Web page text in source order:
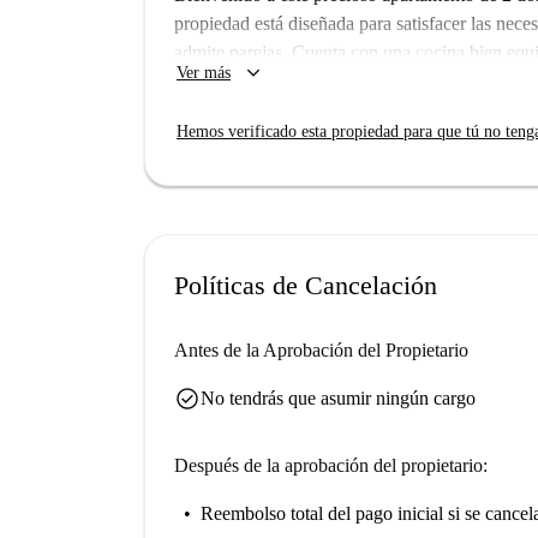
propiedad está diseñada para satisfacer las
admite parejas. Cuenta con una cocina bien
lavavajillas y horno, y con comodidades
anuncio ha sido revisado por un verificador de
lugares emblemáticos como Don Quijote y
Ver más keyboard_arrow_down
Hemos verificado esta propiedad para que tú no
Políticas de Cancelación
Antes de la Aprobación del Propietario
check_circleNo tendrás que asumir ningún cargo
Después de la aprobación del propietario:
Reembolso total del pago inicial si se